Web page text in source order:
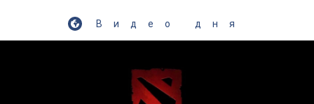
Видео дня